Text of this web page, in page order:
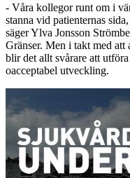
- Våra kollegor runt om i
stanna vid patienternas
säger Ylva Jonsson
Gränser. Men i takt med att
blir det allt svårare att
oacceptabel utveckling.